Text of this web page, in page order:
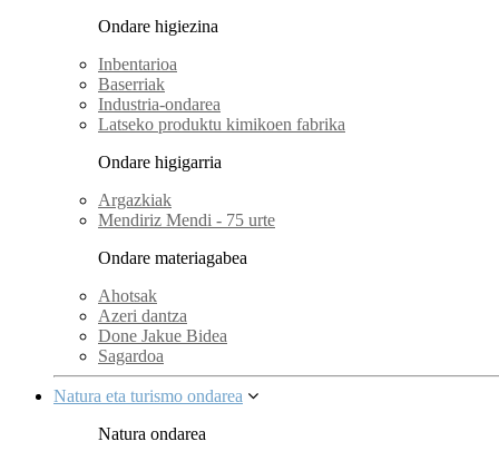
Ondare higiezina
Inbentarioa
Baserriak
Industria-ondarea
Latseko produktu kimikoen fabrika
Ondare higigarria
Argazkiak
Mendiriz Mendi - 75 urte
Ondare materiagabea
Ahotsak
Azeri dantza
Done Jakue Bidea
Sagardoa
Natura eta turismo ondarea
Natura ondarea